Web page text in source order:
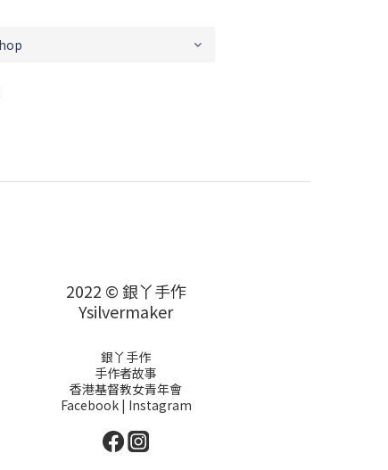
2022 © 銀丫手作
Ysilvermaker
銀丫手作
手作者故事
香港基督教女青年會
Facebook | Instagram